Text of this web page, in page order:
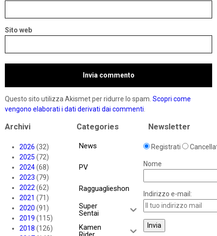
Sito web
Questo sito utilizza Akismet per ridurre lo spam. Scopri come
vengono elaborati i dati derivati dai commenti.
Archivi
2026 (32)
2025 (72)
2024(68)
2023 (79)
2022(62)
2021 (71)
2020 (91)
2019 (115)
2018 (126)
Categories
News
PV
Ragguaglieshon
Super
Sentai
Kamen
Newsletter
Registrati
Nome
Indirizzo e-mail: